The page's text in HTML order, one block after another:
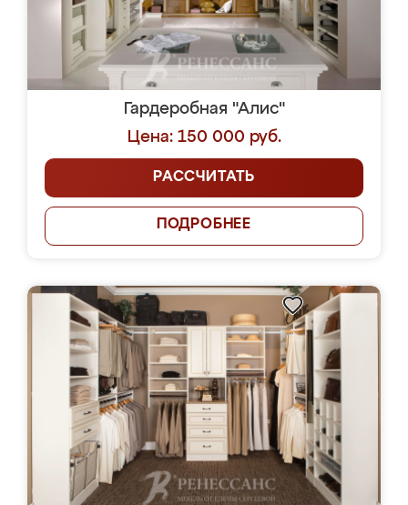
Гардеробная "Алис"
Цена: 150 000 руб.
РАССЧИТАТЬ
ПОДРОБНЕЕ